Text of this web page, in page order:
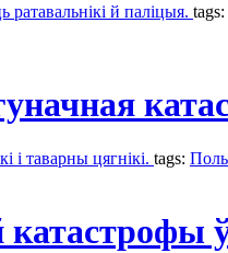
й паліцыя. tags:
і таварны цягнікі. tags:
катастрофы